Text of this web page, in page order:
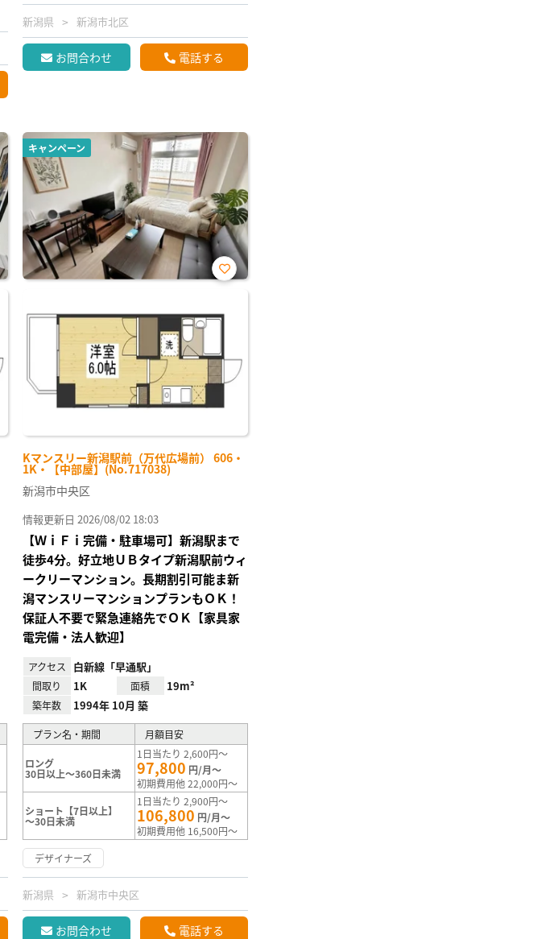
新潟県 新潟市北区
お問合わせ 電話する
キャンペーン
Kマンスリー新潟駅前（万代広場前） 606・
1K・【中部屋】(No.717038)
お気
り登
録
新潟市中央区
情報更新日 2026/08/02 18:03
【ＷｉＦｉ完備・駐車場可】新潟駅まで
徒歩4分。好立地ＵＢタイプ新潟駅前ウィ
ークリーマンション。長期割引可能ま新
潟マンスリーマンションプランもＯＫ！
保証人不要で緊急連絡先でＯＫ【家具家
電完備・法人歓迎】
アクセス 白新線「早通駅」
間取り 1K 面積 19m²
築年数 1994年 10月 築
プラン名・期間 月額目安
ロング
30日以上～360日未満
1日当たり 2,600円～
97,800 円/月～
初期費用他 22,000円～
ショート【7日以上】
～30日未満
1日当たり 2,900円～
106,800 円/月～
初期費用他 16,500円～
デザイナーズ
新潟県 新潟市中央区
お問合わせ 電話する